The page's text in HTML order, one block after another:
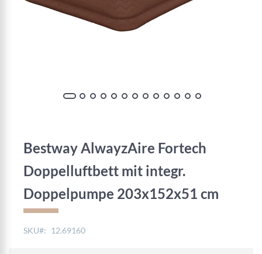
Bestway AlwayzAire Fortech
Doppelluftbett mit integr.
Doppelpumpe 203x152x51 cm
SKU 12.69160
Bildgalerie